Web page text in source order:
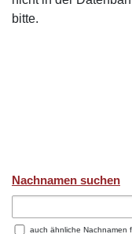
bitte.
Nachnamen suchen
auch ähnliche Nachnamen